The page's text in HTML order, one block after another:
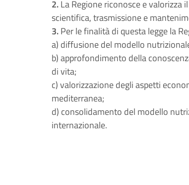
2.La Regione riconosce e
scientifica, trasmissione e
3.Per le finalità di questa legge la
a) diffusione del modello
b) approfondimento della
di vita;
c) valorizzazione degli aspetti
mediterranea;
d) consolidamento del modello
internazionale.